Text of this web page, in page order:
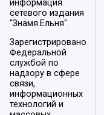
информация
сетевого издания
"Знамя.Ельня".
Зарегистрировано
Федеральной
службой по
надзору в сфере
связи,
информационных
технологий и